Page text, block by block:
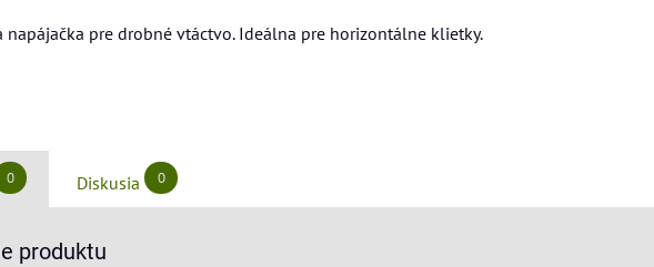
napájačka pre drobné vtáctvo. Ideálna pre horizontálne klietky.
0 Diskusia 0
produktu